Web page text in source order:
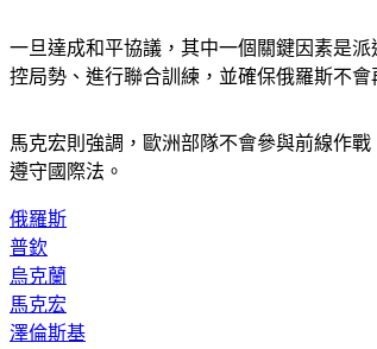
一旦達成和平協議，其中一個關鍵因素是
控局勢、進行聯合訓練，並確保俄羅斯不會
馬克宏則強調，歐洲部隊不會參與前線作
遵守國際法。
俄羅斯
普欽
烏克蘭
馬克宏
澤倫斯基